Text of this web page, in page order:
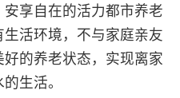
享自在的活力都市养老
活环境，不与家庭亲友
的养老状态，实现离家
生活。